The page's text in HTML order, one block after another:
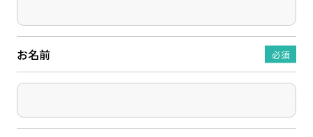
お名前 必須